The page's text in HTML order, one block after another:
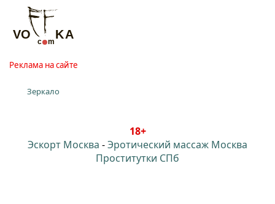
Реклама на сайте
Зеркало
18+
Эскорт Москва -Эротический массаж Москва
Проститутки СПб